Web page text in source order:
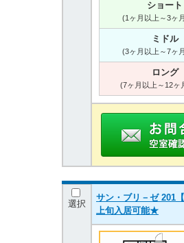
ショート
(1ヶ月以上～3ヶ
ミドル
(3ヶ月以上～7ヶ
ロング
(7ヶ月以上～12ヶ
選択
サン・ブリ－ゼ 201
上旬入居可能★